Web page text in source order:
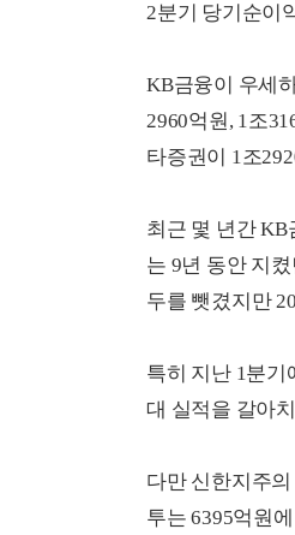
2분기 당기순이
KB금융이 우세
2960억원, 1조
타증권이 1조
최근 몇 년간
는 9년 동안 지
두를 뺏겼지만
특히 지난 1분기
대 실적을 갈아
다만 신한지주
투는 6395억원